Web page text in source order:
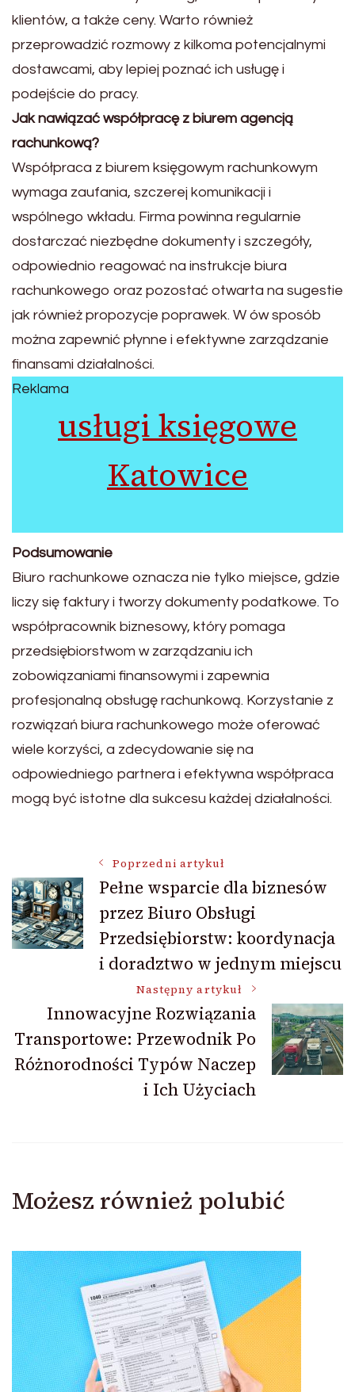
klientów, a także ceny. Warto również
przeprowadzić rozmowy z kilkoma potencjalnymi
dostawcami, aby lepiej poznać ich usługę i
podejście do pracy.
Jak nawiązać współpracę z biurem agencją
rachunkową?
Współpraca z biurem księgowym rachunkowym
wymaga zaufania, szczerej komunikacji i
wspólnego wkładu. Firma powinna regularnie
dostarczać niezbędne dokumenty i szczegóły,
odpowiednio reagować na instrukcje biura
rachunkowego oraz pozostać otwarta na sugestie
jak również propozycje poprawek. W ów sposób
można zapewnić płynne i efektywne zarządzanie
finansami działalności.
Reklama
usługi księgowe
Katowice
Podsumowanie
Biuro rachunkowe oznacza nie tylko miejsce, gdzie
liczy się faktury i tworzy dokumenty podatkowe. To
współpracownik biznesowy, który pomaga
przedsiębiorstwom w zarządzaniu ich
zobowiązaniami finansowymi i zapewnia
profesjonalną obsługę rachunkową. Korzystanie z
rozwiązań biura rachunkowego może oferować
wiele korzyści, a zdecydowanie się na
odpowiedniego partnera i efektywna współpraca
mogą być istotne dla sukcesu każdej działalności.
Nawigacja
wpisu
Poprzedni artykuł
Pełne wsparcie dla biznesów
przez Biuro Obsługi
Przedsiębiorstw: koordynacja
i doradztwo w jednym miejscu
Następny artykuł
Innowacyjne Rozwiązania
Transportowe: Przewodnik Po
Różnorodności Typów Naczep
i Ich Użyciach
Możesz również polubić